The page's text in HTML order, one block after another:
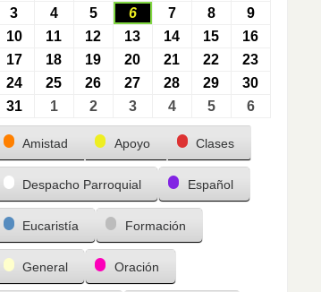
3
4 5 6 7 8
9
10
11 12 13 14 15
16
17
18 19 20 21 22
23
24
25 26 27 28 29
30
31
1 2 3 4 5
6
Categorías
Amistad Apoyo Clases
Despacho Parroquial Español
Eucaristía Formación
General Oración